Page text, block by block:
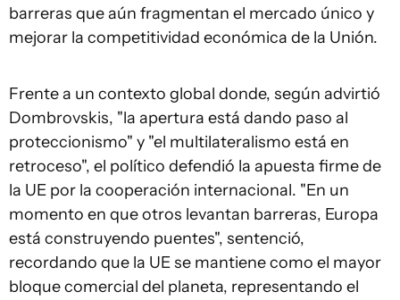
barreras que aún fragmentan el mercado único y
mejorar la competitividad económica de la Unión.
Frente a un contexto global donde, según advirtió
Dombrovskis, "la apertura está dando paso al
proteccionismo" y "el multilateralismo está en
retroceso", el político defendió la apuesta firme de
la UE por la cooperación internacional. "En un
momento en que otros levantan barreras, Europa
está construyendo puentes", sentenció,
recordando que la UE se mantiene como el mayor
bloque comercial del planeta, representando el